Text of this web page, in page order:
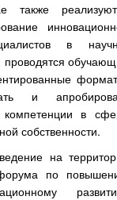
также
в
проводятся
и
компетенции в
собственности.
на
по